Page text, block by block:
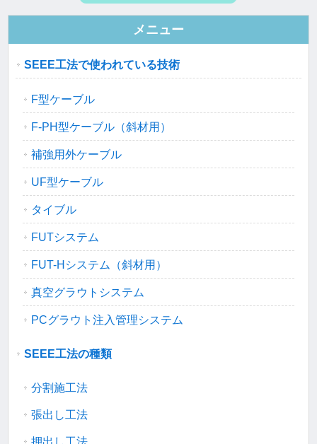
メニュー
SEEE工法で使われている技術
F型ケーブル
F-PH型ケーブル（斜材用）
補強用外ケーブル
UF型ケーブル
タイブル
FUTシステム
FUT-Hシステム（斜材用）
真空グラウトシステム
PCグラウト注入管理システム
SEEE工法の種類
分割施工法
張出し工法
押出し工法